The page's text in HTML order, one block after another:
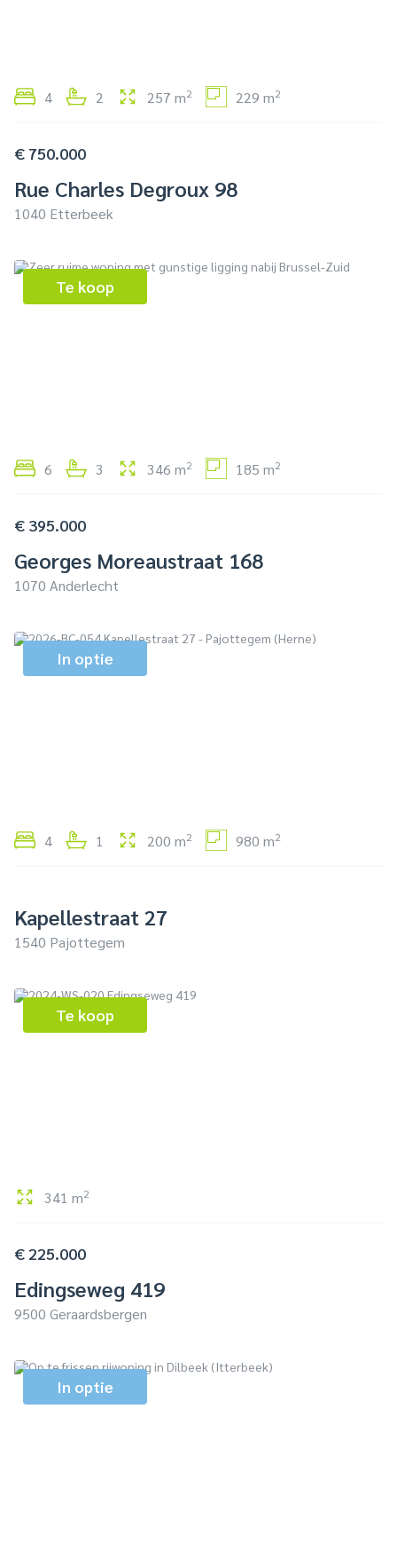
4 2 257 m2 229 m2
€ 750.000
Rue Charles Degroux 98
1040 Etterbeek
Te koop
6 3 346 m2 185 m2
€ 395.000
Georges Moreaustraat 168
1070 Anderlecht
In optie
4 1 200 m2 980 m2
Kapellestraat 27
1540 Pajottegem
Te koop
341 m2
€ 225.000
Edingseweg 419
9500 Geraardsbergen
In optie